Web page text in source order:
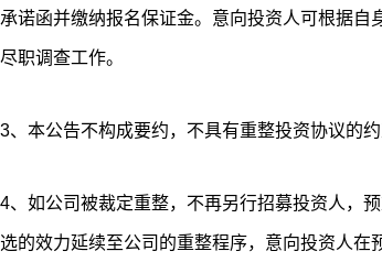
诺函并缴纳报名保证金。意向投资人可根据自
职调查工作。
3、本公告不构成要约，不具有重整投资协议的约
4、如公司被裁定重整，不再另行招募投资人，
的效力延续至公司的重整程序，意向投资人在